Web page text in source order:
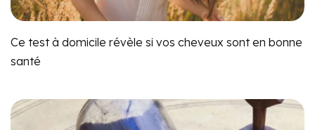
Ce test à domicile révèle si vos cheveux sont en bonne
santé